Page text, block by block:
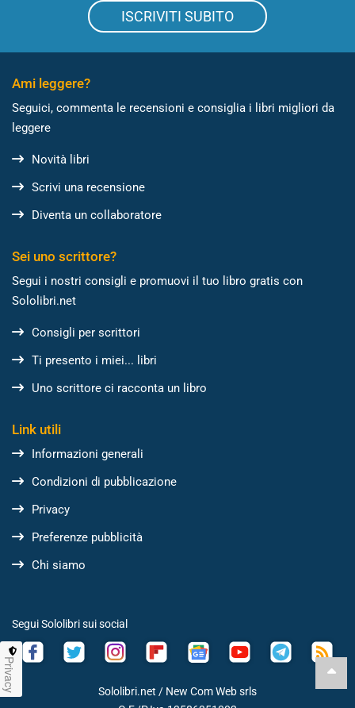
ISCRIVITI SUBITO
Ami leggere?
Seguici, commenta le recensioni e consiglia i libri migliori da
leggere
Novità libri
Scrivi una recensione
Diventa un collaboratore
Sei uno scrittore?
Segui i nostri consigli e promuovi il tuo libro gratis con
Sololibri.net
Consigli per scrittori
Ti presento i miei... libri
Uno scrittore ci racconta un libro
Link utili
Informazioni generali
Condizioni di pubblicazione
Privacy
Preferenze pubblicità
Chi siamo
Segui Sololibri sui social
Sololibri.net / New Com Web srls
Privacy